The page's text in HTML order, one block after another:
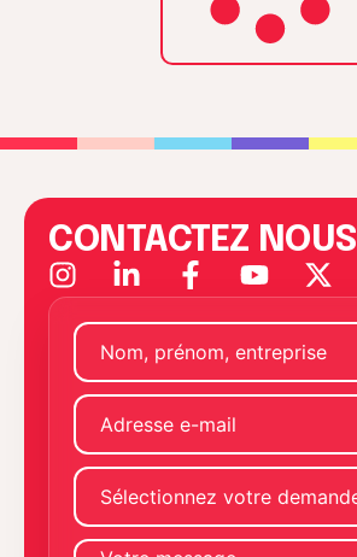
CONTACTEZ